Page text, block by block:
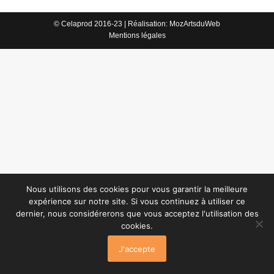
© Celaprod 2016-23 | Réalisation: MozArtsduWeb
Mentions légales
Nous utilisons des cookies pour vous garantir la meilleure
expérience sur notre site. Si vous continuez à utiliser ce
dernier, nous considérerons que vous acceptez l'utilisation des
cookies.
J'accepte